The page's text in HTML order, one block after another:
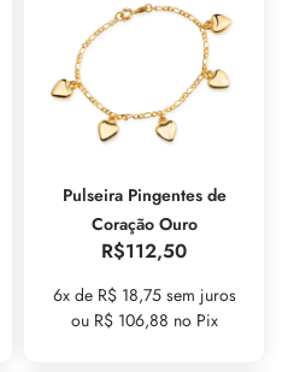
Pulseira Pingentes de
Coração Ouro
R$112,50
6x de R$ 18,75 sem juros
ou R$ 106,88 no Pix